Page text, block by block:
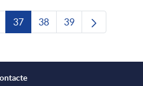
intermèdies Utilitzeu TAB per
Pàgina
37 Pàgina
38 Pàgina
39